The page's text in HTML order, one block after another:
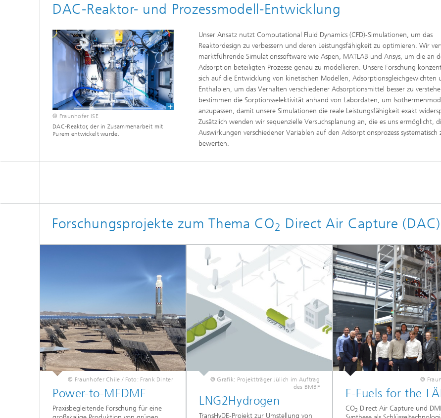
DAC-Reaktor- und Prozessmodell-Entwicklung
© Fraunhofer ISE
DAC-Reaktor, der in Zusammenarbeit mit
Purem entwickelt wurde.
Unser Ansatz nutzt Computational Fluid Dynamics (CFD)-Simulationen, um das
Reaktordesign zu verbessern und deren Leistungsfähigkeit zu optimieren. Wir
marktführende Simulationssoftware wie Aspen, MATLAB und Ansys, um die an
Adsorption beteiligten Prozesse genau zu modellieren. Unsere Forschung
sich auf die Entwicklung von kinetischen Modellen, Adsorptionsgleichgewichten
Enthalpien, um das Verhalten verschiedener Adsorptionsmittel besser zu
bestimmen die Sorptionsselektivität anhand von Labordaten, um
anzupassen, damit unsere Simulationen die reale Leistungsfähigkeit exakt
Zusätzlich wenden wir sequenzielle Versuchsplanung an, die es uns ermöglicht,
Auswirkungen verschiedener Variablen auf den Adsorptionsprozess systematisch
bewerten.
Forschungsprojekte zum Thema CO2 Direct Air Capture (DAC)
© Fraunhofer Chile / Foto: Frank Dinter
Power-to-MEDME
Praxisbegleitende Forschung für eine
© Grafik: Projektträger Jülich im Auftrag
des BMBF
LNG2Hydrogen
TransHyDE-Projekt zur Umstellung von
©
E-Fuels for the
CO2 Direct Air Capture und